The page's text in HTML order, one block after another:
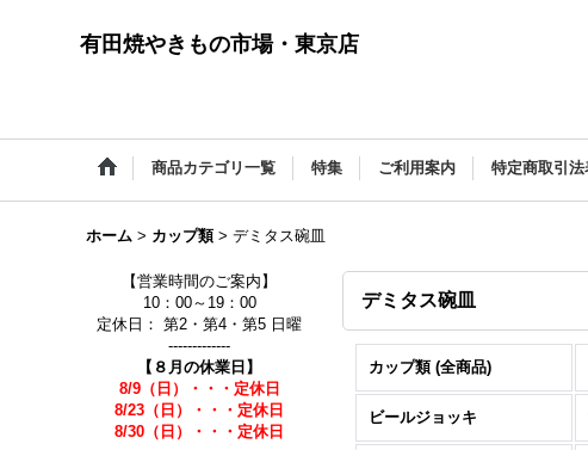
有田焼やきもの市場・東京店
商品カテゴリ一覧 特集 ご利用案内 特定商取引法
ホーム > カップ類 > デミタス碗皿
【営業時間のご案内】
10：00～19：00
定休日： 第2・第4・第5 日曜
-------------
【８月の休業日】
8/9（日）・・・定休日
8/23（日）・・・定休日
8/30（日）・・・定休日
デミタス碗皿
カップ類 (全商品)
ビールジョッキ